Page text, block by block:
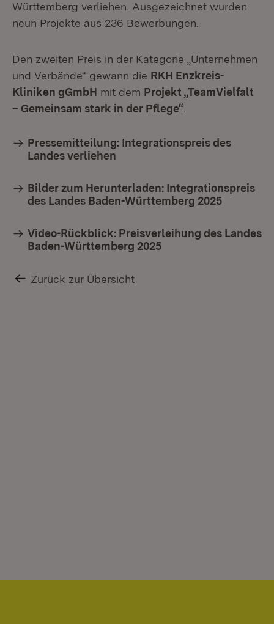
Württemberg verliehen. Ausgezeichnet wurden
neun Projekte aus 236 Bewerbungen.
Den zweiten Preis in der Kategorie „Unternehmen
und Verbände“ gewann die RKH Enzkreis-
Kliniken gGmbH mit dem Projekt „TeamVielfalt
– Gemeinsam stark in der Pflege“
Pressemitteilung: Integrationspreis des
Landes verliehen
Bilder zum Herunterladen: Integrationspreis
des Landes Baden-Württemberg 2025
Video-Rückblick: Preisverleihung des Landes
Baden-Württemberg 2025
Zurück zur Übersicht